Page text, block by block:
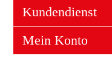
Kundendienst
Mein Konto